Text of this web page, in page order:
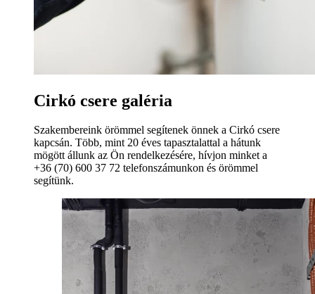
Cirkó csere galéria
Szakembereink örömmel segítenek önnek a Cirkó csere
kapcsán. Több, mint 20 éves tapasztalattal a hátunk
mögött állunk az Ön rendelkezésére, hívjon minket a
+36 (70) 600 37 72 telefonszámunkon és örömmel
segítünk.